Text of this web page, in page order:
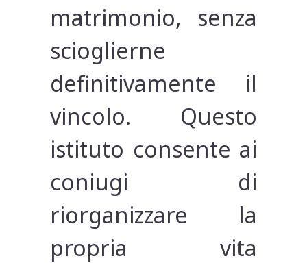
matrimonio, senza
scioglierne
definitivamente il
vincolo. Questo
istituto consente ai
coniugi di
riorganizzare la
propria vita